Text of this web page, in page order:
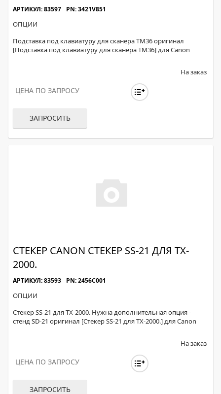
АРТИКУЛ: 83597 PN: 3421V851
ОПЦИИ
Подставка под клавиатуру для сканера ТМ36 оригинал
[Подставка под клавиатуру для сканера ТМ36] для Canon
На заказ
ЦЕНА ПО ЗАПРОСУ
ЗАПРОСИТЬ
СТЕКЕР CANON СТЕКЕР SS-21 ДЛЯ TX-
2000.
АРТИКУЛ: 83593 PN: 2456C001
ОПЦИИ
Стекер SS-21 для TX-2000. Нужна дополнительная опция -
стенд SD-21 оригинал [Стекер SS-21 для TX-2000.] для Canon
На заказ
ЦЕНА ПО ЗАПРОСУ
ЗАПРОСИТЬ